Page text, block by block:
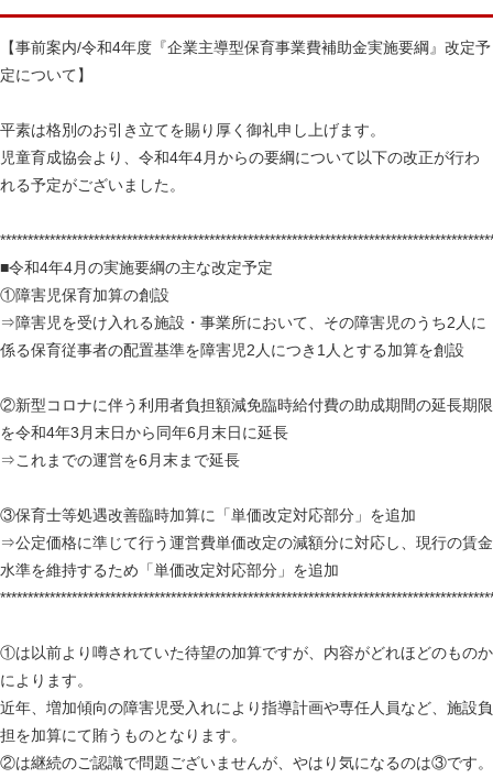
【事前案内/令和4年度『企業主導型保育事業費補助金実施要綱』改定予
定について】
平素は格別のお引き立てを賜り厚く御礼申し上げます。
児童育成協会より、令和4年4月からの要綱について以下の改正が行わ
れる予定がございました。
■令和4年4月の実施要綱の主な改定予定
①障害児保育加算の創設
⇒障害児を受け入れる施設・事業所において、その障害児のうち2人に
係る保育従事者の配置基準を障害児2人につき1人とする加算を創設
②新型コロナに伴う利用者負担額減免臨時給付費の助成期間の延長期限
を令和4年3月末日から同年6月末日に延長
⇒これまでの運営を6月末まで延長
③保育士等処遇改善臨時加算に「単価改定対応部分」を追加
⇒公定価格に準じて行う運営費単価改定の減額分に対応し、現行の賃金
水準を維持するため「単価改定対応部分」を追加
①は以前より噂されていた待望の加算ですが、内容がどれほどのものか
によります。
近年、増加傾向の障害児受入れにより指導計画や専任人員など、施設負
担を加算にて賄うものとなります。
②は継続のご認識で問題ございませんが、やはり気になるのは③です。